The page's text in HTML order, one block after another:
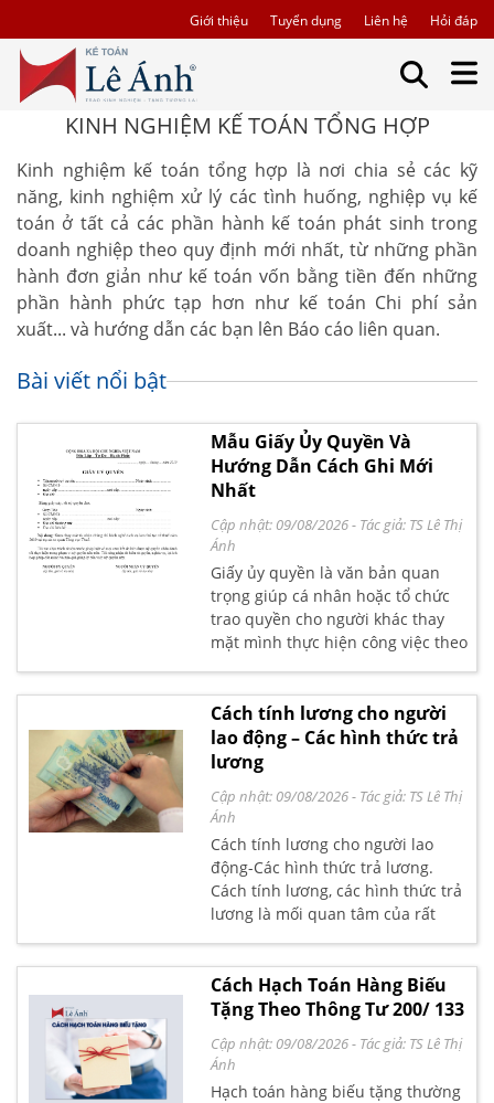
Giới thiệu Tuyển dụng Liên hệ Hỏi đáp
KINH NGHIỆM KẾ TOÁN TỔNG HỢP
Kinh nghiệm kế toán tổng hợp là nơi chia sẻ các kỹ
năng, kinh nghiệm xử lý các tình huống, nghiệp vụ kế
toán ở tất cả các phần hành kế toán phát sinh trong
doanh nghiệp theo quy định mới nhất, từ những phần
hành đơn giản như kế toán vốn bằng tiền đến những
phần hành phức tạp hơn như kế toán Chi phí sản
xuất... và hướng dẫn các bạn lên Báo cáo liên quan.
Bài viết nổi bật
Mẫu Giấy Ủy Quyền Và
Hướng Dẫn Cách Ghi Mới
Nhất
Cập nhật: 09/08/2026- Tác giả: TS Lê Thị
Ánh
Giấy ủy quyền là văn bản quan
trọng giúp cá nhân hoặc tổ chức
trao quyền cho người khác thay
mặt mình thực hiện công việc theo
việc cá nhân, giấy ủy quyền cần
được soạn thảo đúng chuẩn để
đảm bảo tính pháp lý. Bài viết sau
đọc các mẫu giấy ủy quyền mới
nhất và hướng dẫn chi tiết cách
ghi đầy đủ, chính xác, giúp bạn sử
dụng dễ dàng trong thực tế.
Cách tính lương cho người
lao động – Các hình thức trả
lương
Cập nhật: 09/08/2026- Tác giả: TS Lê Thị
Ánh
Cách tính lương cho người lao
động-Các hình thức trả lương.
Cách tính lương, các hình thức trả
lương là mối quan tâm của rất
chia sẻ với các bạn Cách tính
lương cho người lao động – Các
Cách Hạch Toán Hàng Biếu
Tặng Theo Thông Tư 200/ 133
Cập nhật: 09/08/2026- Tác giả: TS Lê Thị
Ánh
Hạch toán hàng biếu tặng thường